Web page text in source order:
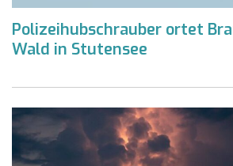
Polizeihubschrauber ortet
Wald in Stutensee